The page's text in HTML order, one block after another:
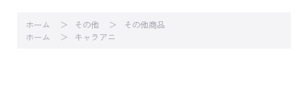
ホーム その他
その他商品
ホーム
キャラアニ